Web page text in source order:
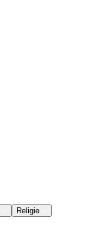
Religie